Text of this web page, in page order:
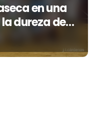
en una
dureza de